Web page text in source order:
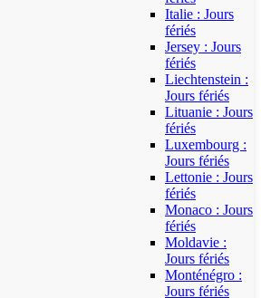
Italie : Jours
fériés
Jersey : Jours
fériés
Liechtenstein :
Jours fériés
Lituanie : Jours
fériés
Luxembourg :
Jours fériés
Lettonie : Jours
fériés
Monaco : Jours
fériés
Moldavie :
Jours fériés
Monténégro :
Jours fériés